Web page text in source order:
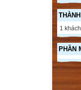
1
PHẦN